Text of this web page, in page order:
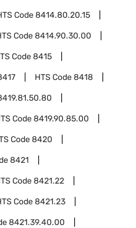
Code8414.80.20.15
Code8414.90.30.00
Code8415
HTS Code8418
Code8419.90.85.00
Code8420
8421
Code8421.22
Code8421.23
8421.39.40.00